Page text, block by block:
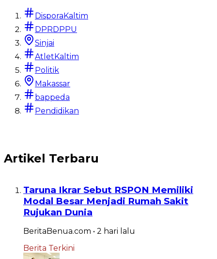
Taruna Ikrar Sebut RSPON
Memiliki Modal Besar
Menjadi Rumah Sakit Rujukan
Dunia
BeritaBenua.com• 2 hari
DisporaKaltim
DPRDPPU
Sinjai
AtletKaltim
Politik
Makassar
bappeda
Pendidikan
Artikel Terbaru
Taruna Ikrar Sebut RSPON Memiliki
Modal Besar Menjadi Rumah Sakit
Rujukan Dunia
BeritaBenua.com • 2 hari lalu
Berita Terkini